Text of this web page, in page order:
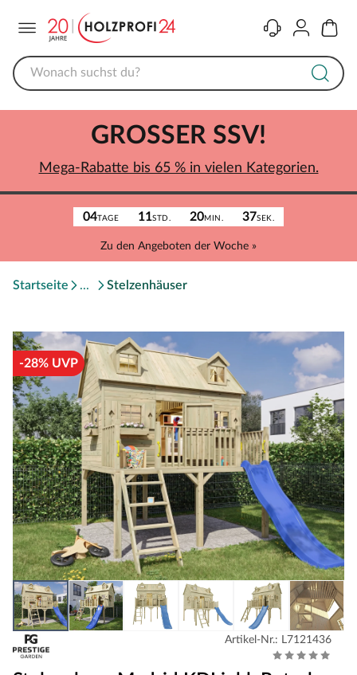
KontaktKonto
04TAGE 11STD. 20MIN. 37SEK.
Zu den Angeboten der Woche »
GROSSER SSV!
Mega-Rabatte bis 65 % in vielen Kategorien.
Startseite Stelzenhäuser
-28% UVP
Artikel-Nr.: L7121436